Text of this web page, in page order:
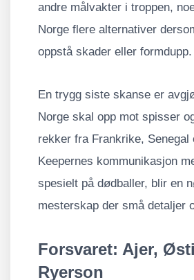
andre målvakter i troppen,
Norge flere alternativer
oppstå skader eller formdupp.
En trygg siste skanse er
Norge skal opp mot spisser
rekker fra Frankrike, Senegal
Keepernes kommunikasjon
spesielt på dødballer, blir en
mesterskap der små detaljer
Forsvaret: Ajer,
Ryerson